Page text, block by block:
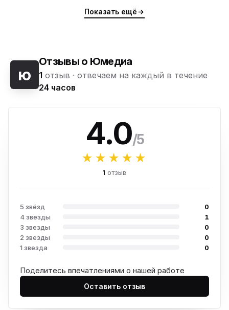
Показать ещё
ю
Отзывы о Юмедиа
1 отзыв · отвечаем на каждый в течение
24 часов
4.0/5
★★★★★
1 отзыв
5 звёзд
0
4 звезды
1
3 звезды
0
2 звезды
0
1 звезда
0
Поделитесь впечатлениями о нашей работе
Оставить отзыв